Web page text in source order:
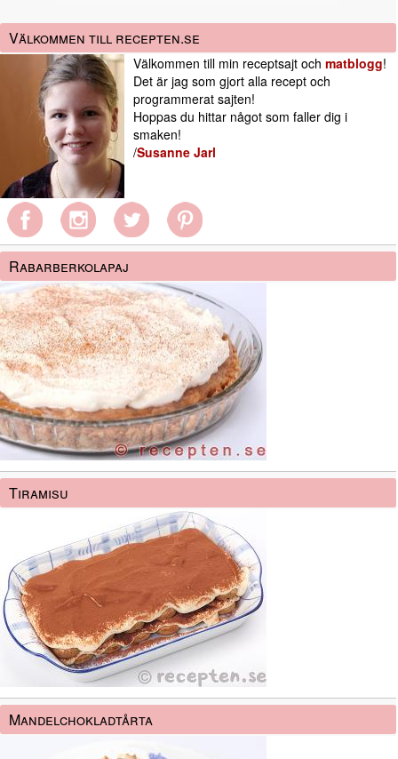
Välkommen till recepten.se
Välkommen till min receptsajt och matblogg!
Det är jag som gjort alla recept och
programmerat sajten!
Hoppas du hittar något som faller dig i
smaken!
/Susanne Jarl
Rabarberkolapaj
Tiramisu
Mandelchokladtårta